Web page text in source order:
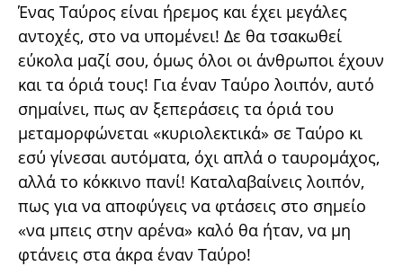
Ένας Ταύρος είναι ήρεμος και έχει μεγάλες
αντοχές, στο να υπομένει! Δε θα τσακωθεί
εύκολα μαζί σου, όμως όλοι οι άνθρωποι έχουν
και τα όριά τους! Για έναν Ταύρο λοιπόν, αυτό
σημαίνει, πως αν ξεπεράσεις τα όριά του
μεταμορφώνεται «κυριολεκτικά» σε Ταύρο κι
εσύ γίνεσαι αυτόματα, όχι απλά ο ταυρομάχος,
αλλά το κόκκινο πανί! Καταλαβαίνεις λοιπόν,
πως για να αποφύγεις να φτάσεις στο σημείο
«να μπεις στην αρένα» καλό θα ήταν, να μη
φτάνεις στα άκρα έναν Ταύρο!